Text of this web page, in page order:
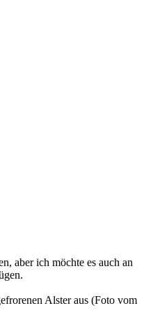
aber ich möchte es auch an
Alster aus (Foto vom